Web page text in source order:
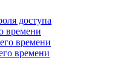
доступа
времени
времени
времени